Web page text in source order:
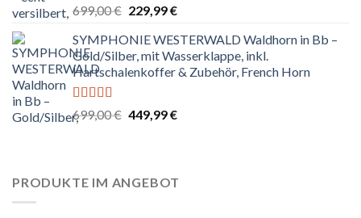
Bewertet
4.83
von 5
699,00€ Ursprünglicher
war:
699,00 €
229,99€Aktueller
ist:
229,99 €.
SYMPHONIE WESTERWALD Waldhorn in Bb –
Gold/Silber, mit Wasserklappe, inkl.
Hartschalenkoffer & Zubehör, French Horn
Bewertet
mit
4.67
699,00€ Ursprünglicher
449,99€Aktueller
PRODUKTE IM ANGEBOT